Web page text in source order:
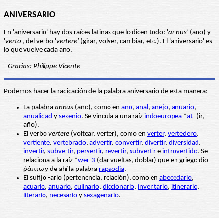
ANIVERSARIO
En 'aniversario' hay dos raíces latinas que lo dicen todo: 'annus' (año) y
'verto', del verbo 'vertere' (girar, volver, cambiar, etc.). El 'aniversario' es
lo que vuelve cada año.
- Gracias: Philippe Vicente
Podemos hacer la radicación de la palabra aniversario de esta manera:
La palabra annus (año), como en año, anal, añejo, anuario,
anualidad y sexenio. Se vincula a una raíz indoeuropea *at- (ir,
año).
El verbo vertere (voltear, verter), como en verter, vertedero,
vertiente, vertebrado, advertir, convertir, divertir, diversidad,
invertir, subvertir, pervertir, revertir, subvertir e introvertido. Se
relaciona a la raíz *wer-3 (dar vueltas, doblar) que en griego dio
ῥάπτω y de ahí la palabra rapsodia.
El sufijo -ario (pertenencia, relación), como en abecedario,
acuario, anuario, culinario, diccionario, inventario, itinerario,
literario, necesario y sexagenario.